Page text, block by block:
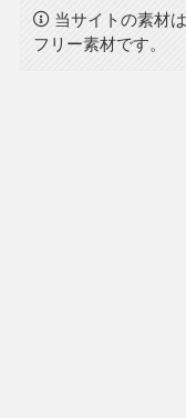
当サイトの素材
フリー素材です。